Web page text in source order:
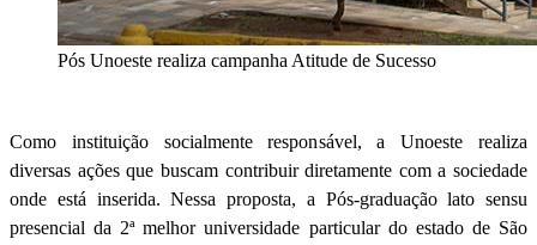
Pós Unoeste realiza campanha Atitude de Sucesso
Como instituição socialmente responsável, a Unoeste realiza
diversas ações que buscam contribuir diretamente com a sociedade
onde está inserida. Nessa proposta, a Pós-graduação lato sensu
presencial da 2ª melhor universidade particular do estado de São